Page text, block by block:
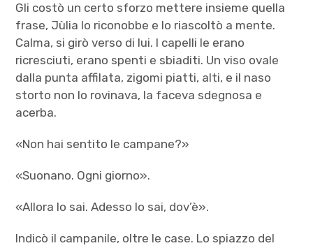
Gli costò un certo sforzo mettere insieme quella
frase, Jùlia lo riconobbe e lo riascoltò a mente.
Calma, si girò verso di lui. I capelli le erano
ricresciuti, erano spenti e sbiaditi. Un viso ovale
dalla punta affilata, zigomi piatti, alti, e il naso
storto non lo rovinava, la faceva sdegnosa e
acerba.
«Non hai sentito le campane?»
«Suonano. Ogni giorno».
«Allora lo sai. Adesso lo sai, dov’è».
Indicò il campanile, oltre le case. Lo spiazzo del